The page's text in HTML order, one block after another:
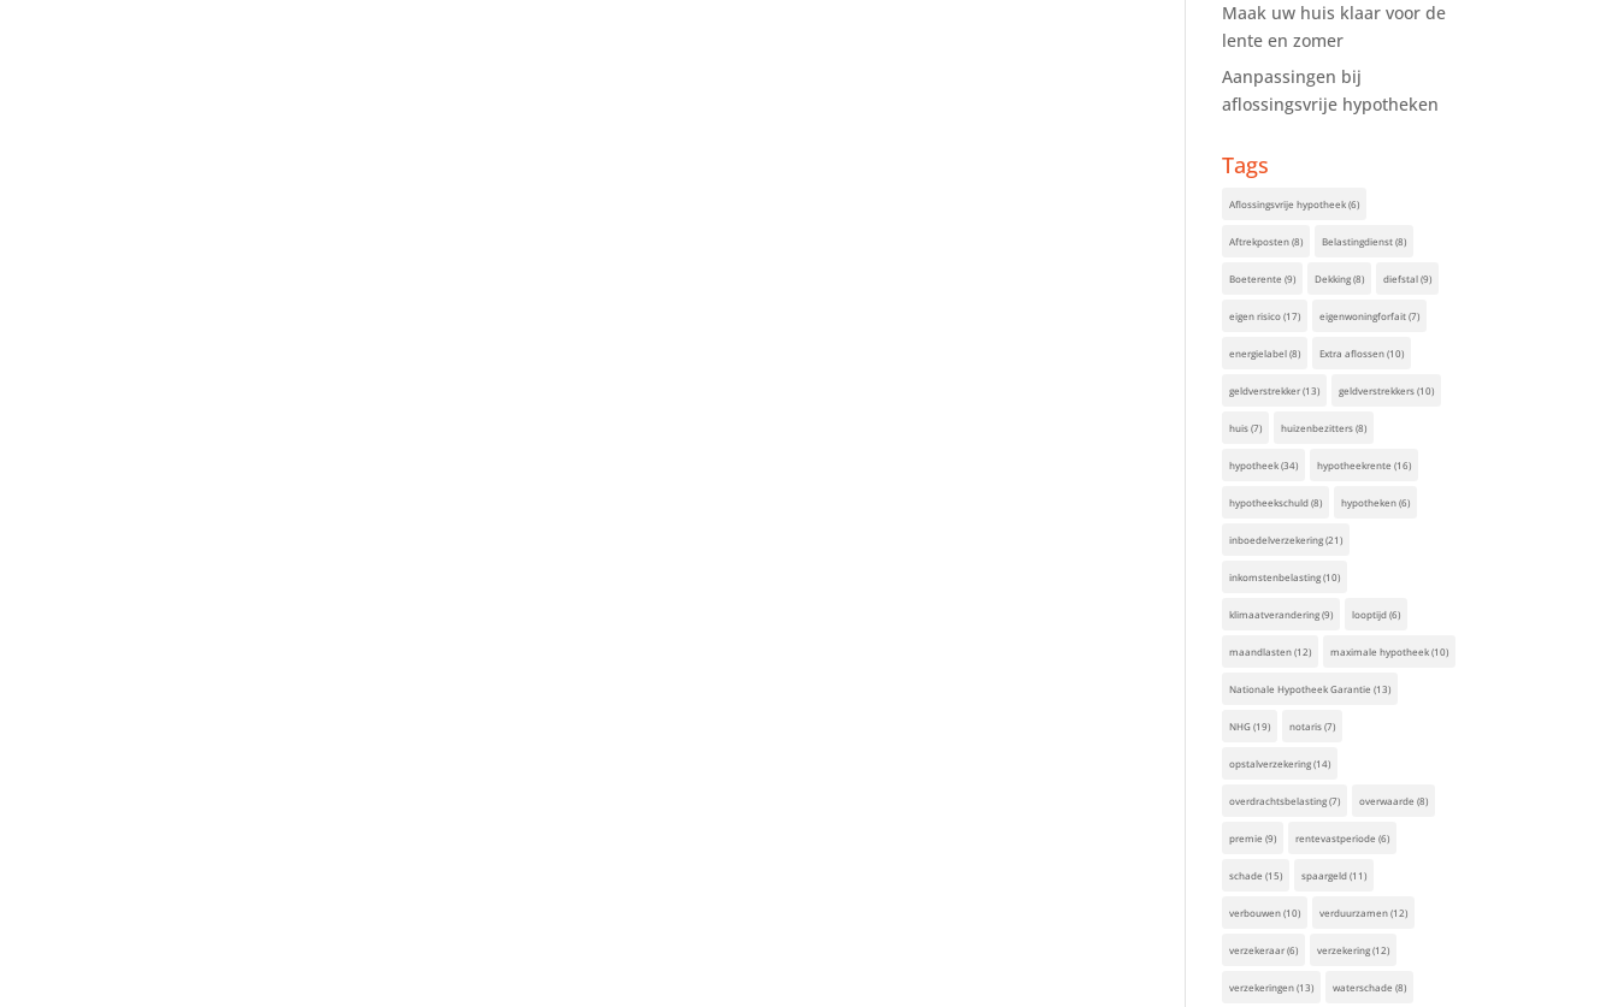
Maak uw huis klaar voor de
lente en zomer
Aanpassingen bij
aflossingsvrije hypotheken
Tags
Aflossingsvrije hypotheek(6)
Aftrekposten(8) Belastingdienst(8)
Boeterente (9) Dekking(8) diefstal(9)
eigen risico(17) eigenwoningforfait(7)
energielabel(8) Extra aflossen(10)
geldverstrekker(13) geldverstrekkers(10)
huis(7) huizenbezitters(8)
hypotheek(34) hypotheekrente (16)
hypotheekschuld(8) hypotheken(6)
inboedelverzekering(21)
inkomstenbelasting(10)
klimaatverandering(9) looptijd(6)
maandlasten(12) maximale hypotheek(10)
Nationale Hypotheek Garantie (13)
NHG(19) notaris(7)
opstalverzekering(14)
overdrachtsbelasting(7) overwaarde (8)
premie (9) rentevastperiode (6)
schade (15) spaargeld(11)
verbouwen(10) verduurzamen(12)
verzekeraar(6) verzekering(12)
verzekeringen(13) waterschade (8)